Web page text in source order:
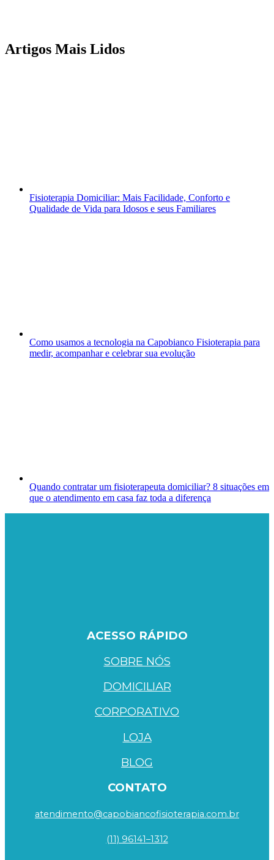
Artigos Mais Lidos
Fisioterapia Domiciliar: Mais Facilidade, Conforto e
Qualidade de Vida para Idosos e seus Familiares
Como usamos a tecnologia na Capobianco Fisioterapia para
medir, acompanhar e celebrar sua evolução
Quando contratar um fisioterapeuta domiciliar? 8 situações em
que o atendimento em casa faz toda a diferença
ACESSO RÁPIDO
SOBRE NÓS
DOMICILIAR
CORPORATIVO
LOJA
BLOG
CONTATO
atendimento@capobiancofisioterapia.com.br
(11) 96141–1312